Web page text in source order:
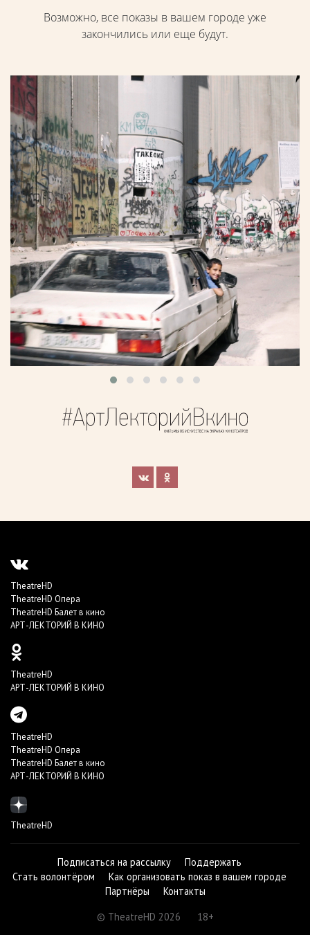
Возможно, все показы в вашем городе уже
закончились или еще будут.
TheatreHD
TheatreHD Опера
TheatreHD Балет в кино
АРТ-ЛЕКТОРИЙ В КИНО
TheatreHD
АРТ-ЛЕКТОРИЙ В КИНО
TheatreHD
TheatreHD Опера
TheatreHD Балет в кино
АРТ-ЛЕКТОРИЙ В КИНО
TheatreHD
Подписаться на рассылку
Поддержать
Стать волонтёром
Как организовать показ в вашем городе
Партнёры
Контакты
© TheatreHD 2026
18+